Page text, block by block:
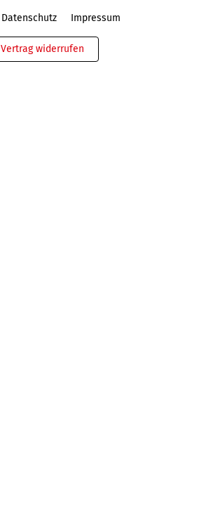
Datenschutz Impressum
Vertrag widerrufen